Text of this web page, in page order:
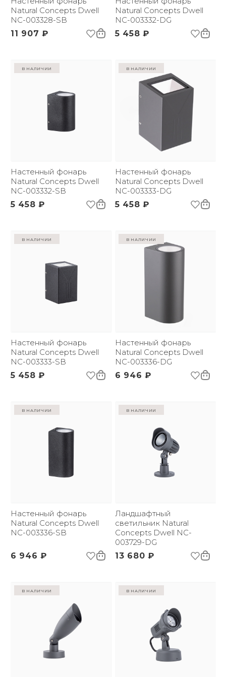
Natural Concepts Dwell
NC-003328-SB
11 907 ₽
Natural Concepts Dwell
NC-003332-DG
5 458 ₽
в наличии
Настенный фонарь
Natural Concepts Dwell
NC-003332-SB
5 458 ₽
в наличии
Настенный фонарь
Natural Concepts Dwell
NC-003333-DG
5 458 ₽
в наличии
Настенный фонарь
Natural Concepts Dwell
NC-003333-SB
5 458 ₽
в наличии
Настенный фонарь
Natural Concepts Dwell
NC-003336-DG
6 946 ₽
в наличии
Настенный фонарь
Natural Concepts Dwell
NC-003336-SB
6 946 ₽
в наличии
Ландшафтный
светильник Natural
Concepts Dwell NC-
003729-DG
13 680 ₽
в наличии в наличии